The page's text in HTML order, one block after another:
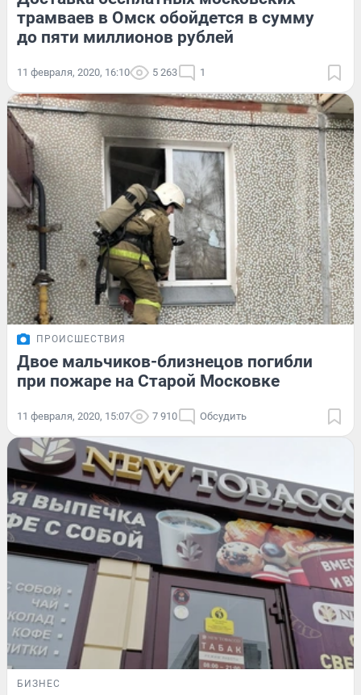
трамваев в Омск обойдется в сумму
до пяти миллионов рублей
11 февраля, 2020, 16:10 5 263 1
ПРОИСШЕСТВИЯ
Двое мальчиков-близнецов погибли
при пожаре на Старой Московке
11 февраля, 2020, 15:07 7 910 Обсудить
БИЗНЕС